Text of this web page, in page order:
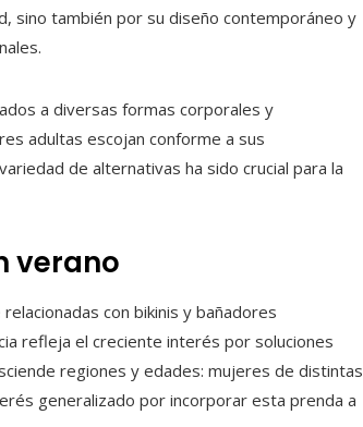
sino también por su diseño contemporáneo y
a diversas formas corporales y
adultas escojan conforme a sus
de alternativas ha sido crucial para la
verano
con bikinis y bañadores
refleja el creciente interés por soluciones
regiones y edades: mujeres de distintas
generalizado por incorporar esta prenda a